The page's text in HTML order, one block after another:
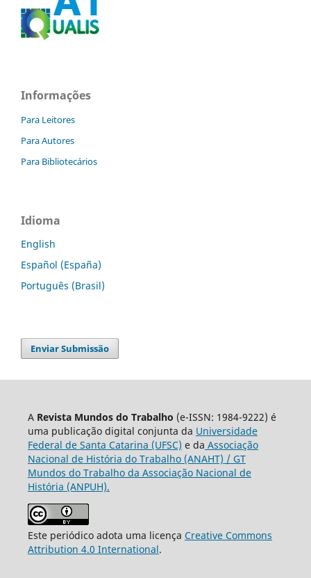
Informações
Para Leitores
Para Autores
Para Bibliotecários
Idioma
English
Español (España)
Português (Brasil)
Enviar Submissão
A Revista Mundos do Trabalho (e-ISSN: 1984-9222) é
uma publicação digital conjunta da Universidade
Federal de Santa Catarina (UFSC) e da Associação
Nacional de História do Trabalho (ANAHT) / GT
Mundos do Trabalho da Associação Nacional de
História (ANPUH).
Este periódico adota uma licença Creative Commons
Attribution 4.0 International.